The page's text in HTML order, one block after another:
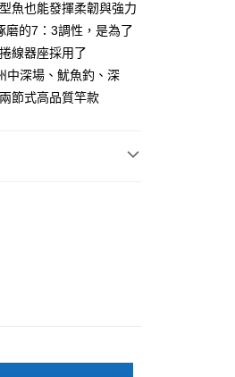
魚也能發揮柔韌與強力
磨的7：3調性，是為了
線器座採用了
中深場、魷魚釣、深
節式高品質竿款